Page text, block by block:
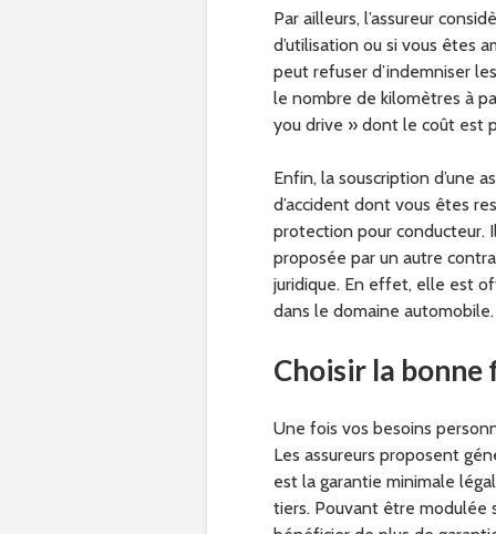
Par ailleurs, l’assureur
d’utilisation ou si vous êtes
peut refuser d’indemniser
le nombre de kilomètres à
you drive » dont le coût est
Enfin, la souscription d’une
d’accident dont vous êtes
protection pour conducteur.
proposée par un autre
juridique. En effet, elle est
dans le domaine automobile.
Choisir la bonne
Une fois vos besoins
Les assureurs proposent
est la garantie minimale
tiers. Pouvant être modulée